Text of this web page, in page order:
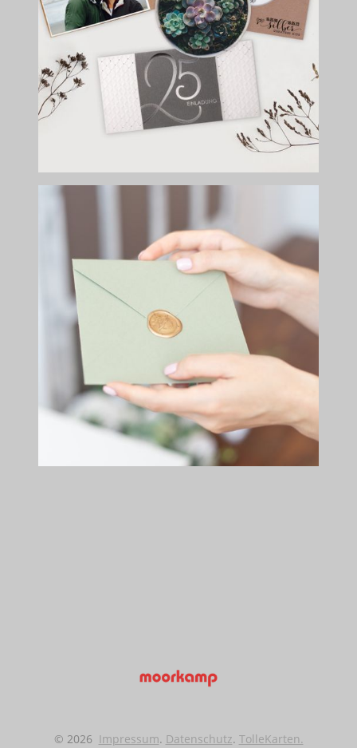
© 2026 Impressum. Datenschutz. TolleKarten.